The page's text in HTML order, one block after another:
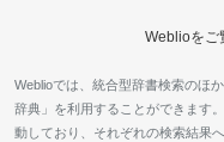
Weblioをご
Weblioでは、統合型辞書検索のほ
辞典」を利用することができます
動しており、それぞれの検索結果